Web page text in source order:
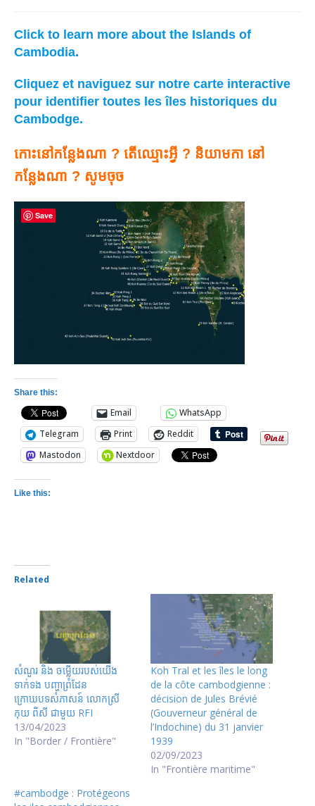
Click to learn more about the Islands of
Cambodia.
Cliquez et naviguez sur notre carte interactive
pour identifier toutes les îles historiques du
Cambodge.
កោះនៅកន្លែងណា ? តើឈ្មោះអ្វី ? និយាមកា នៅ
កន្លែងណា ? សូមចុច
Share this:
Email
WhatsApp
Telegram
Print
Reddit
Mastodon
Nextdoor
Like this:
Related
សំណួរ និង ចម្លើយរបស់យើង
ទាក់ទង បញ្ហាព្រំដែន
ក្រោឃបទសំភាសន៍ លោកស្រី
កុយ ពិសី ជាមួយ RFI
13/04/2023
In "Border / Frontière"
Koh Tral et les îles le long
de la côte cambodgienne :
décision de Jules Brévié
(Gouverneur général de
l’Indochine) du 31 janvier
1939
02/09/2023
In "Frontière maritime"
#cambodge : Protégeons
Save